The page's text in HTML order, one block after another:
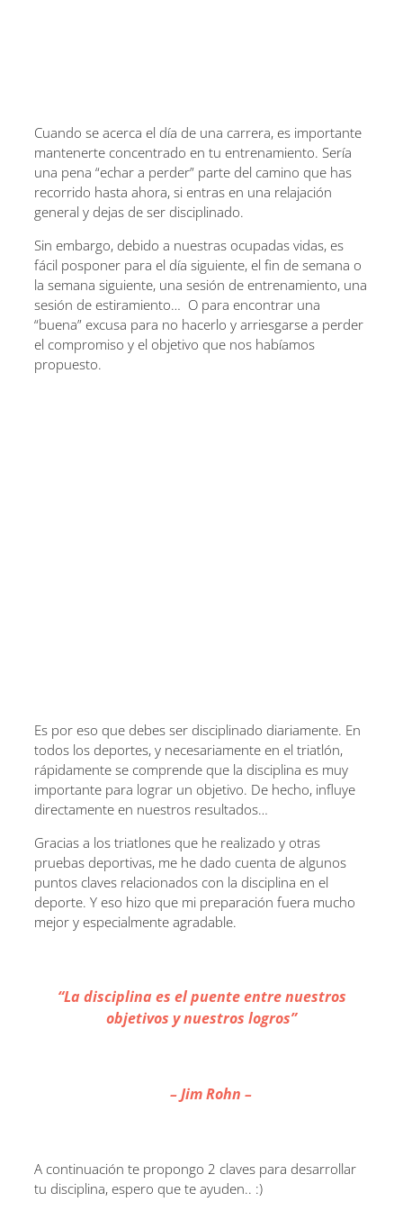
Cuando se acerca el día de una carrera, es importante
mantenerte concentrado en tu entrenamiento. Sería
una pena “echar a perder” parte del camino que has
recorrido hasta ahora, si entras en una relajación
general y dejas de ser disciplinado.
Sin embargo, debido a nuestras ocupadas vidas, es
fácil posponer para el día siguiente, el fin de semana o
la semana siguiente, una sesión de entrenamiento, una
sesión de estiramiento… O para encontrar una
“buena” excusa para no hacerlo y arriesgarse a perder
el compromiso y el objetivo que nos habíamos
propuesto.
Es por eso que debes ser disciplinado diariamente. En
todos los deportes, y necesariamente en el triatlón,
rápidamente se comprende que la disciplina es muy
importante para lograr un objetivo. De hecho, influye
directamente en nuestros resultados…
Gracias a los triatlones que he realizado y otras
pruebas deportivas, me he dado cuenta de algunos
puntos claves relacionados con la disciplina en el
deporte. Y eso hizo que mi preparación fuera mucho
mejor y especialmente agradable.
“La disciplina es el puente entre nuestros
objetivos y nuestros logros”
– Jim Rohn –
A continuación te propongo 2 claves para desarrollar
tu disciplina, espero que te ayuden.. :)